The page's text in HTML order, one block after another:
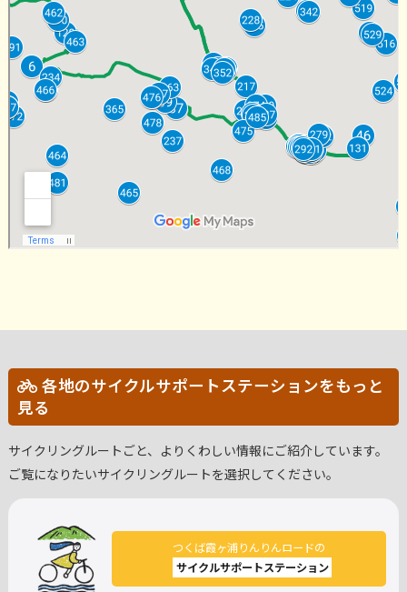
各地のサイクルサポートステーションをもっと
見る
サイクリングルートごと、よりくわしい情報にご紹介しています。
ご覧になりたいサイクリングルートを選択してください。
つくば霞ヶ浦りんりんロードの
サイクルサポートステーション